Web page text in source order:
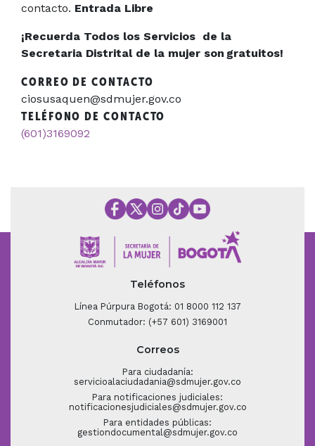
contacto. Entrada Libre
¡Recuerda Todos los Servicios de la
Secretaria Distrital de la mujer son gratuitos!
CORREO DE CONTACTO
ciosusaquen@sdmujer.gov.co
TELÉFONO DE CONTACTO
(601)3169092
Teléfonos
Línea Púrpura Bogotá: 01 8000 112 137
Conmutador: (+57 601) 3169001
Correos
Para ciudadanía:
servicioalaciudadania@sdmujer.gov.co
Para notificaciones judiciales:
notificacionesjudiciales@sdmujer.gov.co
Para entidades públicas:
gestiondocumental@sdmujer.gov.co